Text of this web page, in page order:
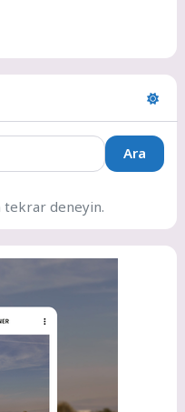
Ara
tekrar deneyin.